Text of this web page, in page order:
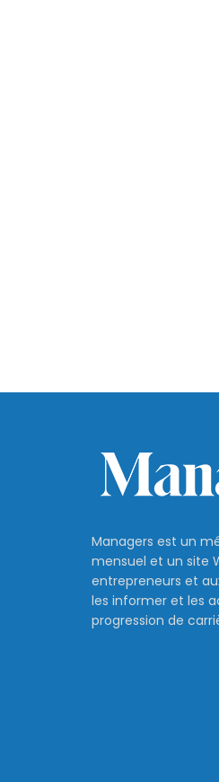
Managers est un
mensuel et un site
entrepreneurs et
les informer et les
progression de